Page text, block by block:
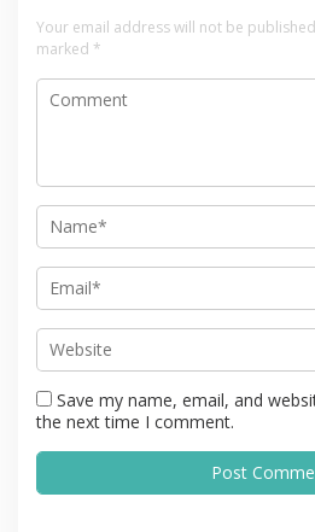
Your email address will not be
marked *
Save my name, email, and
the next time I comment.